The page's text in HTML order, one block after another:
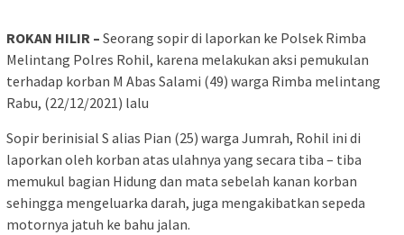
ROKAN HILIR – Seorang sopir di laporkan ke Polsek Rimba
Melintang Polres Rohil, karena melakukan aksi pemukulan
terhadap korban M Abas Salami (49) warga Rimba melintang
Rabu, (22/12/2021) lalu
Sopir berinisial S alias Pian (25) warga Jumrah, Rohil ini di
laporkan oleh korban atas ulahnya yang secara tiba – tiba
memukul bagian Hidung dan mata sebelah kanan korban
sehingga mengeluarka darah, juga mengakibatkan sepeda
motornya jatuh ke bahu jalan.